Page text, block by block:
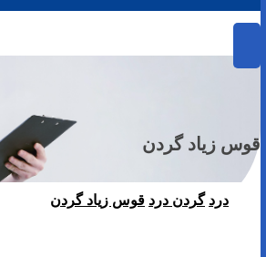
قوس زیاد گردن
درد گردن درد قوس زیاد گردن